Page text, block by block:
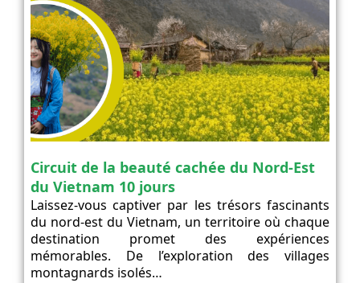
Circuit de la beauté cachée du Nord-Est
du Vietnam 10 jours
Laissez-vous captiver par les trésors fascinants
du nord-est du Vietnam, un territoire où chaque
destination promet des expériences
mémorables. De l’exploration des villages
montagnards isolés…